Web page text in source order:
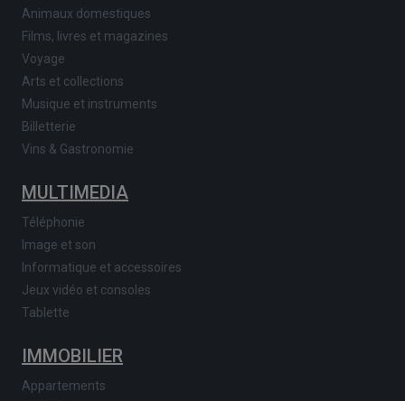
Animaux domestiques
Films, livres et magazines
Voyage
Arts et collections
Musique et instruments
Billetterie
Vins & Gastronomie
MULTIMEDIA
Téléphonie
Image et son
Informatique et accessoires
Jeux vidéo et consoles
Tablette
IMMOBILIER
Appartements